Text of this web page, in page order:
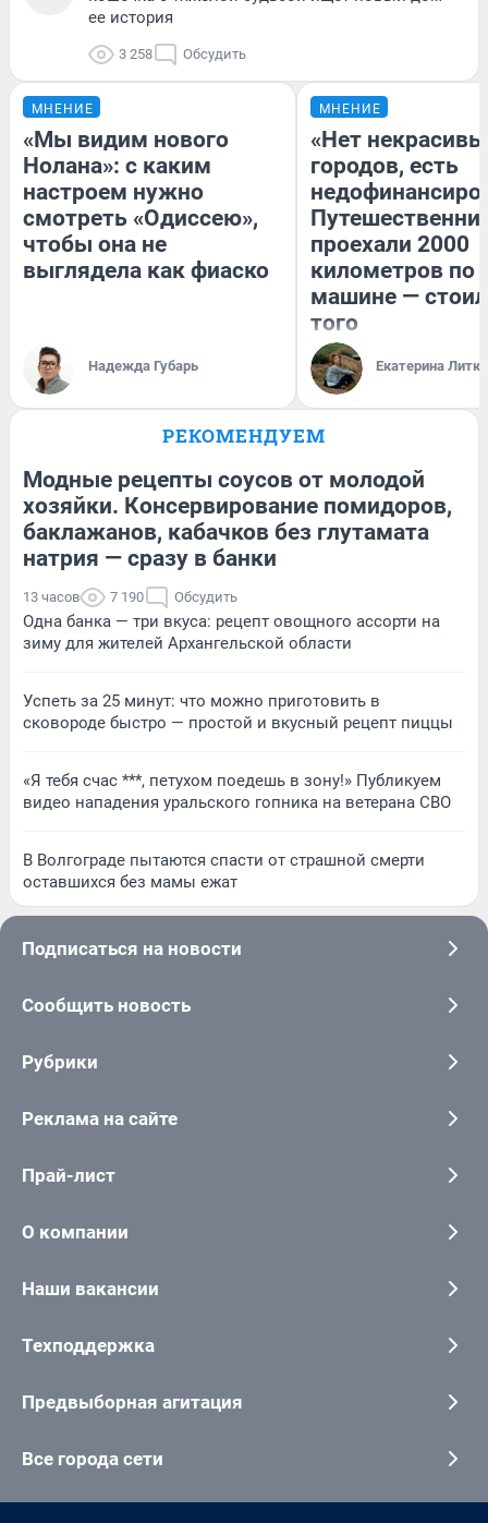
ее история
3 258 Обсудить
МНЕНИЕ
«Мы видим нового
Нолана»: с каким
настроем нужно
смотреть «Одиссею»,
чтобы она не
выглядела как фиаско
Надежда Губарь
МНЕНИЕ
«Нет
городов, есть
проехали 2000
километров по
машине —
того
Екатерина
РЕКОМЕНДУЕМ
Модные рецепты соусов от молодой
хозяйки. Консервирование помидоров,
баклажанов, кабачков без глутамата
натрия — сразу в банки
13 часов 7 190 Обсудить
Одна банка — три вкуса: рецепт овощного ассорти на
зиму для жителей Архангельской области
Успеть за 25 минут: что можно приготовить в
сковороде быстро — простой и вкусный рецепт пиццы
«Я тебя счас ***, петухом поедешь в зону!» Публикуем
видео нападения уральского гопника на ветерана СВО
В Волгограде пытаются спасти от страшной смерти
оставшихся без мамы ежат
Подписаться на новости
Сообщить новость
Рубрики
Реклама на сайте
Прай-лист
О компании
Наши вакансии
Техподдержка
Предвыборная агитация
Все города сети